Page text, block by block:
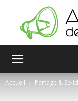
Accueil Partage &